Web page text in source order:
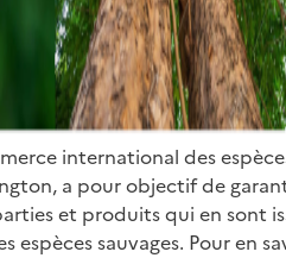
international des
a pour objectif de
et produits qui en sont
espèces sauvages. Pour en